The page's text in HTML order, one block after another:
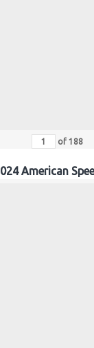
of 188
American